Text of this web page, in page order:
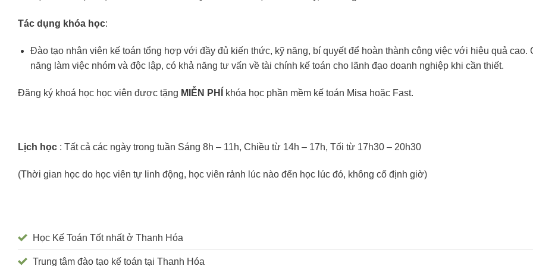
Tác dụng khóa học:
Đào tạo nhân viên kế toán tổng hợp với đầy đủ kiến thức, kỹ năng, bí quyết để hoàn thành công việc với hiệu quả cao.
năng làm việc nhóm và độc lập, có khả năng tư vấn về tài chính kế toán cho lãnh đạo doanh nghiệp khi cần thiết.
Đăng ký khoá học học viên được tặng MIỄN PHÍ khóa học phần mềm kế toán Misa hoặc Fast.
Lịch học : Tất cả các ngày trong tuần Sáng 8h – 11h, Chiều từ 14h – 17h, Tối từ 17h30 – 20h30
(Thời gian học do học viên tự linh động, học viên rảnh lúc nào đến học lúc đó, không cố định giờ)
Học Kế Toán Tốt nhất ở Thanh Hóa
Trung tâm đào tạo kế toán tại Thanh Hóa